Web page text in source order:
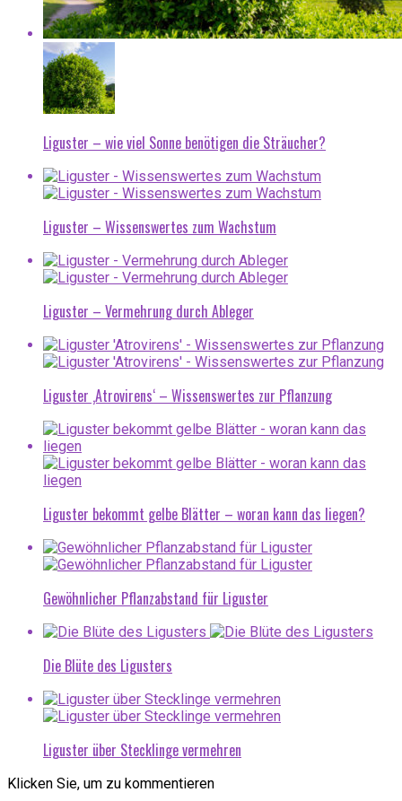
Liguster – wie viel Sonne benötigen die Sträucher?
Liguster – Wissenswertes zum Wachstum
Liguster – Vermehrung durch Ableger
Liguster ‚Atrovirens‘ – Wissenswertes zur Pflanzung
Liguster bekommt gelbe Blätter – woran kann das liegen?
Gewöhnlicher Pflanzabstand für Liguster
Die Blüte des Ligusters
Liguster über Stecklinge vermehren
Klicken Sie, um zu kommentieren